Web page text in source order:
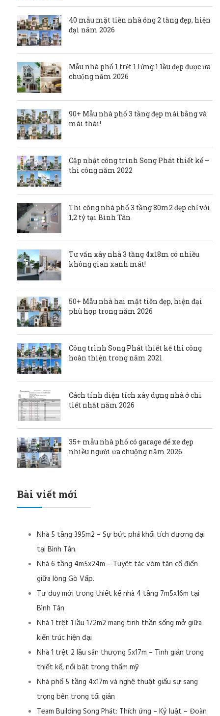
40 mẫu mặt tiền nhà ống 2 tầng đẹp, hiện
đại năm 2026
Mẫu nhà phố 1 trệt 1 lửng 1 1ầu đẹp được ưa
chuộng năm 2026
90+ Mẫu nhà phố 3 tầng đẹp mái bằng và
mái thái!
Cập nhật công trình Song Phát thiết kế –
thi công năm 2022
Thi công nhà phố 3 tầng 80m2 đẹp chỉ với
1,2 tỷ tại Bình Tân
Tư vấn xây nhà 3 tầng 4x18m có nhiều
không gian xanh mát!
50+ Mẫu nhà hai mặt tiền đẹp, hiện đại
phù hợp trong năm 2026
Công trình Song Phát thiết kế thi công
hoàn thiện trong năm 2021
Cách tính diện tích xây dựng nhà ở chi
tiết nhất năm 2026
35+ mẫu nhà phố có garage để xe đẹp
nhiều người ưa chuộng năm 2026
Bài viết mới
Nhà 5 tầng 395m2 – Sự bứt phá khối tích đương đại
tại Bình Tân.
Nhà 6 tầng 4m5x24m – Tuyệt tác vòm tân cổ điển
giữa lòng Gò Vấp.
Tư duy mới trong thiết kế nhà 4 tầng 7m5x16m tại
Bình Tân
Nhà 1 trệt 1 lầu 172m2 mang tinh thần sống mở giữa
kiến trúc hiện đại
Nhà 1 trệt 2 lầu sân thượng 5x17m – Tinh giản trong
thiết kế, nổi bật trong thẩm mỹ
Nhà phố 5 tầng 4x17m và nghệ thuật giấu sự sang
trọng bên trong tối giản
Team Building Song Phát: Thích ứng – Kỷ luật – Đoàn